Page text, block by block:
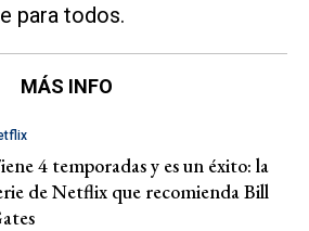
para todos.
MÁS INFO
4 temporadas y es un éxito: la
de Netflix que recomienda Bill